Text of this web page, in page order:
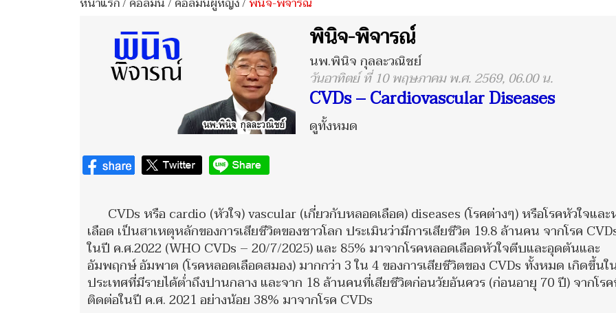
พินิจ-พิจารณ์
นพ.พินิจ กุลละวณิชย์
วันอาทิตย์ ที่ 10 พฤษภาคม พ.ศ. 2569, 06.00 น.
CVDs – Cardiovascular Diseases
ดูทั้งหมด
CVDs หรือ cardio (หัวใจ) vascular (เกี่ยวกับหลอดเลือด) diseases (โรคต่างๆ) หรือโรคหัวใจแล
เลือด เป็นสาเหตุหลักของการเสียชีวิตของชาวโลก ประเมินว่ามีการเสียชีวิต 19.8 ล้านคน จากโรค
ในปี ค.ศ.2022 (WHO CVDs – 20/7/2025) และ 85% มาจากโรคหลอดเลือดหัวใจตีบและอุดตันและ
อัมพฤกษ์ อัมพาต (โรคหลอดเลือดสมอง) มากกว่า 3 ใน 4 ของการเสียชีวิตของ CVDs ทั้งหมด เกิดขึ้นใ
ประเทศที่มีรายได้ต่ำถึงปานกลาง และจาก 18 ล้านคนที่เสียชีวิตก่อนวัยอันควร (ก่อนอายุ 70 ปี) จากโร
ติดต่อในปี ค.ศ. 2021 อย่างน้อย 38% มาจากโรค CVDs